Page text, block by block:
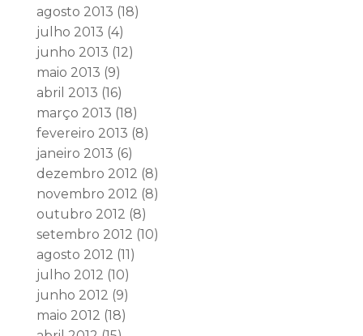
agosto 2013 (18)
julho 2013 (4)
junho 2013 (12)
maio 2013 (9)
abril 2013 (16)
março 2013 (18)
fevereiro 2013 (8)
janeiro 2013 (6)
dezembro 2012 (8)
novembro 2012 (8)
outubro 2012 (8)
setembro 2012 (10)
agosto 2012 (11)
julho 2012 (10)
junho 2012 (9)
maio 2012 (18)